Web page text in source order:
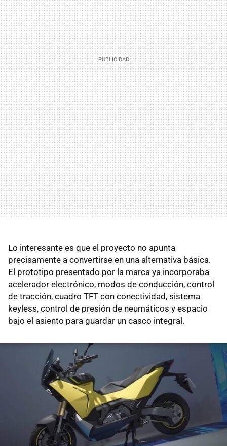
Lo interesante es que el proyecto no apunta
precisamente a convertirse en una alternativa básica.
El prototipo presentado por la marca ya incorporaba
acelerador electrónico, modos de conducción, control
de tracción, cuadro TFT con conectividad, sistema
keyless, control de presión de neumáticos y espacio
bajo el asiento para guardar un casco integral.